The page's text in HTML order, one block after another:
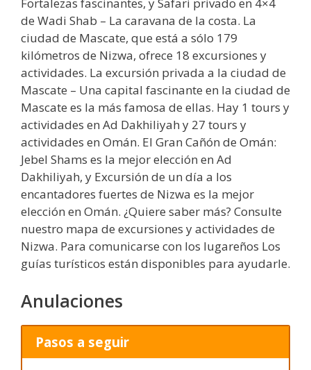
Fortalezas fascinantes, y Safari privado en 4×4
de Wadi Shab – La caravana de la costa. La
ciudad de Mascate, que está a sólo 179
kilómetros de Nizwa, ofrece 18 excursiones y
actividades. La excursión privada a la ciudad de
Mascate – Una capital fascinante en la ciudad de
Mascate es la más famosa de ellas. Hay 1 tours y
actividades en Ad Dakhiliyah y 27 tours y
actividades en Omán. El Gran Cañón de Omán:
Jebel Shams es la mejor elección en Ad
Dakhiliyah, y Excursión de un día a los
encantadores fuertes de Nizwa es la mejor
elección en Omán. ¿Quiere saber más? Consulte
nuestro mapa de excursiones y actividades de
Nizwa. Para comunicarse con los lugareños Los
guías turísticos están disponibles para ayudarle.
Anulaciones
Pasos a seguir